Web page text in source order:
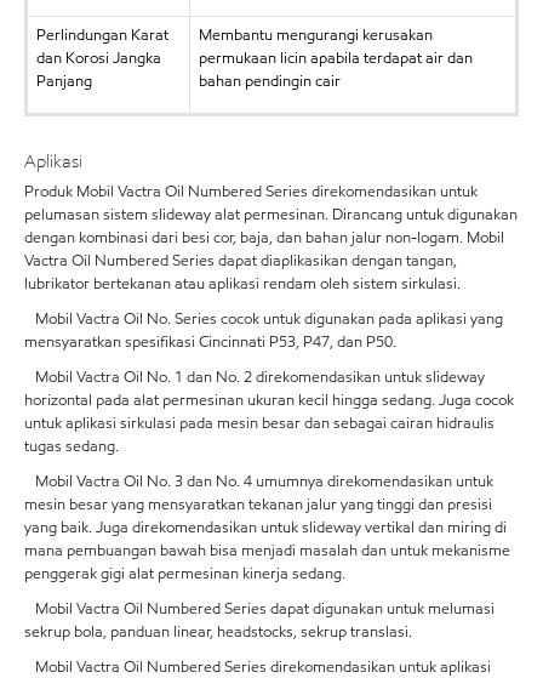
Perlindungan Karat
dan Korosi Jangka
Panjang
Membantu mengurangi kerusakan
permukaan licin apabila terdapat air dan
bahan pendingin cair
Aplikasi
Produk Mobil Vactra Oil Numbered Series direkomendasikan untuk
pelumasan sistem slideway alat permesinan. Dirancang untuk digunakan
dengan kombinasi dari besi cor, baja, dan bahan jalur non-logam. Mobil
Vactra Oil Numbered Series dapat diaplikasikan dengan tangan,
lubrikator bertekanan atau aplikasi rendam oleh sistem sirkulasi.
Mobil Vactra Oil No. Series cocok untuk digunakan pada aplikasi yang
mensyaratkan spesifikasi Cincinnati P53, P47, dan P50.
Mobil Vactra Oil No. 1 dan No. 2 direkomendasikan untuk slideway
horizontal pada alat permesinan ukuran kecil hingga sedang. Juga cocok
untuk aplikasi sirkulasi pada mesin besar dan sebagai cairan hidraulis
tugas sedang.
Mobil Vactra Oil No. 3 dan No. 4 umumnya direkomendasikan untuk
mesin besar yang mensyaratkan tekanan jalur yang tinggi dan presisi
yang baik. Juga direkomendasikan untuk slideway vertikal dan miring di
mana pembuangan bawah bisa menjadi masalah dan untuk mekanisme
penggerak gigi alat permesinan kinerja sedang.
Mobil Vactra Oil Numbered Series dapat digunakan untuk melumasi
sekrup bola, panduan linear, headstocks, sekrup translasi.
Mobil Vactra Oil Numbered Series direkomendasikan untuk aplikasi